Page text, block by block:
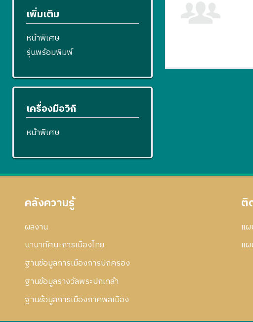
เพิ่มเติม
หน้าพิเศษ
รุ่นพร้อมพิมพ์
เครื่องมือวิกิ
หน้าพิเศษ
คลังความรู้
ผลงาน
นานาทัศนะการเมืองไทย
ฐานข้อมูลการเมืองการปกครอง
ฐานข้อมูลรางวัลพระปกเกล้า
ฐานข้อมูลการเมืองภาคพลเมือง
ติ
แผ
แ